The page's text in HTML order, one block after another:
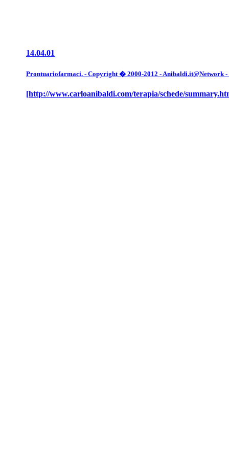
14.04.01
Prontuariofarmaci. - Copyright � 2000-2012 - Anibaldi.it@Network
[http://www.carloanibaldi.com/terapia/schede/